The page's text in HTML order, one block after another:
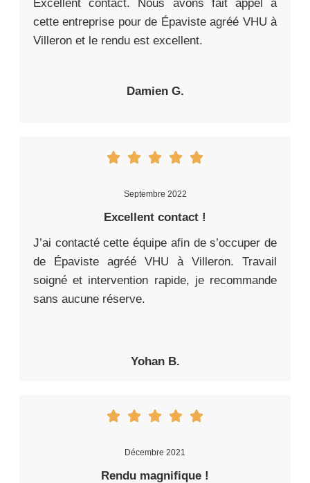
Excellent contact. Nous avons fait appel à
cette entreprise pour de Épaviste agréé VHU à
Villeron et le rendu est excellent.
Damien G.
Septembre 2022
Excellent contact !
J’ai contacté cette équipe afin de s’occuper de
de Épaviste agréé VHU à Villeron. Travail
soigné et intervention rapide, je recommande
sans aucune réserve.
Yohan B.
Décembre 2021
Rendu magnifique !